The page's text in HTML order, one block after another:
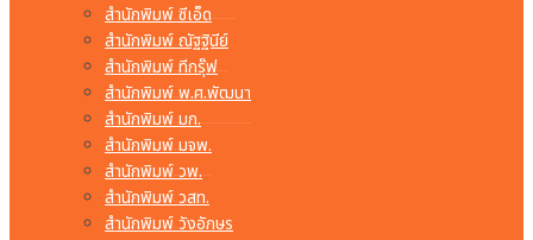
สำนักพิมพ์ ซีเอ็ด
สำนักพิมพ์ ณัฐฐินีย์
สำนักพิมพ์ ทีกรุ๊ฟ
สำนักพิมพ์ พ.ศ.พัฒนา
สำนักพิมพ์ มก.
สำนักพิมพ์ มจพ.
สำนักพิมพ์ วพ.
สำนักพิมพ์ วสท.
สำนักพิมพ์ วังอักษร